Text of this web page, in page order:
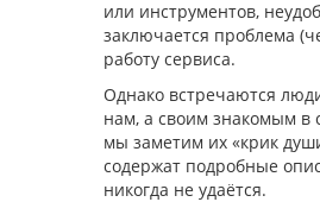
или инструментов,
заключается проблема
работу сервиса.
Однако встречаются
нам, а своим знакомым в
мы заметим их «крик
содержат подробные
никогда не удаётся.